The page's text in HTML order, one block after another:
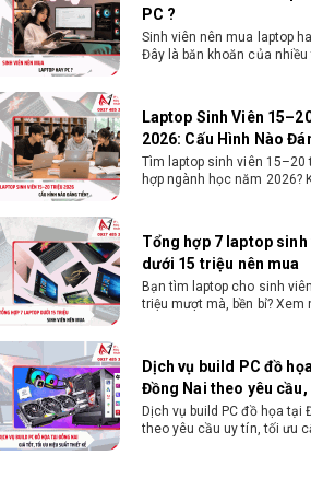
PC ?
Sinh viên nên mua laptop
Đây là băn khoăn của nhiều
Laptop Sinh Viên
2026: Cấu Hình Nào
Tiền?
Tìm laptop sinh viên 15–20
hợp ngành học năm 2026?
Tổng hợp 7 laptop sinh
dưới 15 triệu nên mua
Bạn tìm laptop cho sinh
triệu mượt mà, bền bỉ? Xem
Dịch vụ build PC đồ
Đồng Nai theo yêu
uy tín
Dịch vụ build PC đồ họa tại
theo yêu cầu uy tín, tối ưu